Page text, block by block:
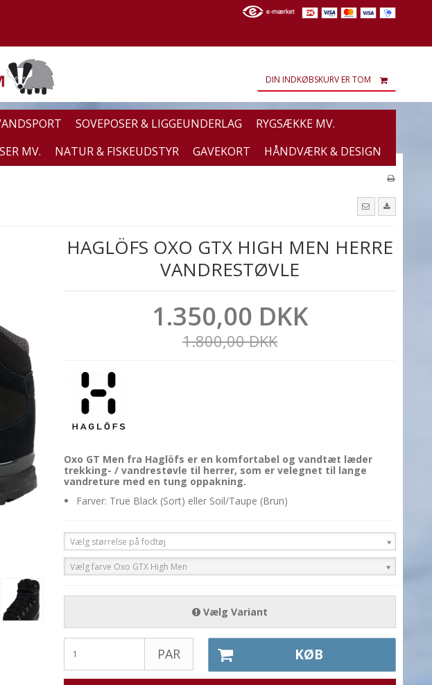
DIN INDKØBSKURV ER TOM
SOVEPOSER & LIGGEUNDERLAG
RYGSÆKKE MV.
MV. NATUR & FISKEUDSTYR GAVEKORT HÅNDVÆRK & DESIGN
HAGLÖFS OXO GTX HIGH MEN HERRE
VANDRESTØVLE
1.350,00 DKK
1.800,00 DKK
Oxo GT Men fra Haglöfs er en komfortabel og vandtæt læder
trekking- / vandrestøvle til herrer, som er velegnet til lange
vandreture med en tung oppakning.
Farver: True Black (Sort) eller Soil/Taupe (Brun)
Vælg størrelse på fodtøj
Vælg farve Oxo GTX High Men
Vælg Variant
PAR KØB